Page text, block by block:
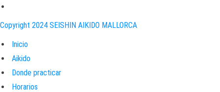
Copyright 2024 SEISHIN AIKIDO MALLORCA
Inicio
Aikido
Donde practicar
Horarios